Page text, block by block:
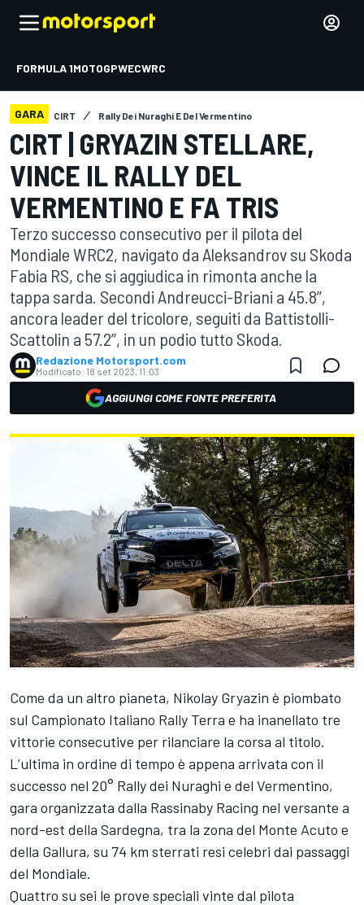
FORMULA 1MOTOGPWECWRC
GARA CIRT Rally Dei Nuraghi E Del Vermentino
CIRT | GRYAZIN STELLARE,
VINCE IL RALLY DEL
VERMENTINO E FA TRIS
Terzo successo consecutivo per il pilota del
Mondiale WRC2, navigato da Aleksandrov su Skoda
Fabia RS, che si aggiudica in rimonta anche la
tappa sarda. Secondi Andreucci-Briani a 45.8’’,
ancora leader del tricolore, seguiti da Battistolli-
Scattolin a 57.2’’, in un podio tutto Skoda.
Redazione Motorsport.com
Modificato: 18 set 2023, 11:03
AGGIUNGI COME FONTE PREFERITA
Come da un altro pianeta, Nikolay Gryazin è piombato
sul Campionato Italiano Rally Terra e ha inanellato tre
vittorie consecutive per rilanciare la corsa al titolo.
L’ultima in ordine di tempo è appena arrivata con il
successo nel 20° Rally dei Nuraghi e del Vermentino,
gara organizzata dalla Rassinaby Racing nel versante a
nord-est della Sardegna, tra la zona del Monte Acuto e
della Gallura, su 74 km sterrati resi celebri dai passaggi
del Mondiale.
Quattro su sei le prove speciali vinte dal pilota